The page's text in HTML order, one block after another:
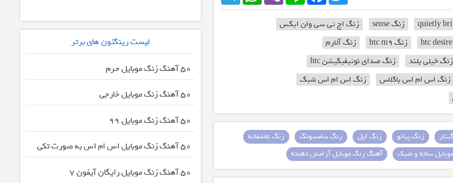
زنگ sense
زنگ اچ تی سی وان ایکس
زنگ htc m9
زنگ آلارم
زنگ خیلی بلند
زنگ صدای نوتیفیکیشن htc
زنگ اس ام اس باکلاس
زنگ اس ام اس شیک
زنگ پیانو زنگ اپل زنگ سامسونگ
زنگ عاشقانه
ساده و شیک آهنگ زنگ موبایل آرامش دهنده
لیست رینگتون های برتر
50 آهنگ زنگ موبایل حرم
50 آهنگ زنگ موبایل خارجی
50 آهنگ زنگ موبایل 99
50 آهنگ زنگ موبایل اس ام اس به صورت تکی
50 آهنگ زنگ موبایل رایگان آیفون 7